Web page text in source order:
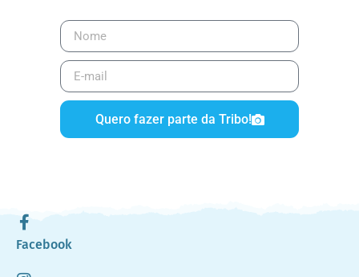
Quero fazer parte da Tribo!
Facebook